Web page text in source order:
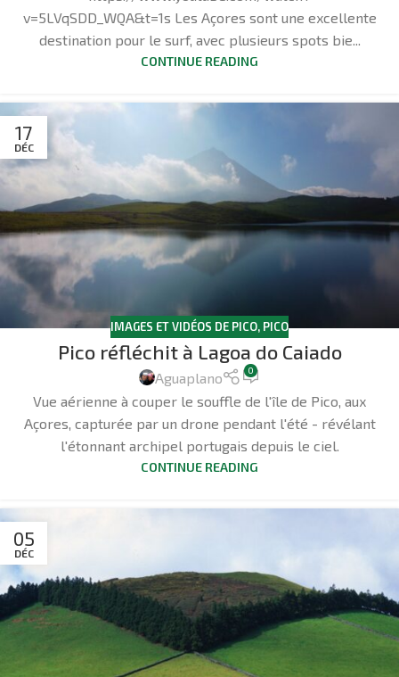
v=5LVqSDD_WQA&t=1s Les Açores sont une excellente
destination pour le surf, avec plusieurs spots bie...
CONTINUE READING
17
DÉC
IMAGES ET VIDÉOS DE PICO, PICO
Pico réfléchit à Lagoa do Caiado
Aguaplano 0
Vue aérienne à couper le souffle de l'île de Pico, aux
Açores, capturée par un drone pendant l'été - révélant
l'étonnant archipel portugais depuis le ciel.
CONTINUE READING
05
DÉC